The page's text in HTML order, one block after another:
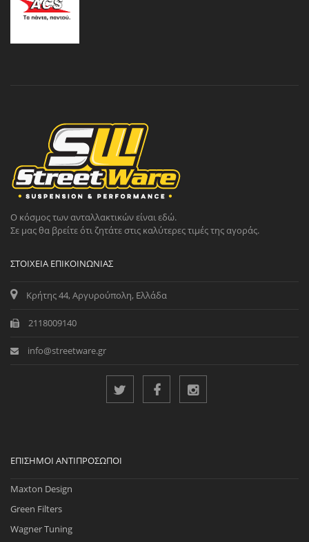
Ο κόσμος των ανταλλακτικών είναι εδώ.
Σε μας θα βρείτε ότι ζητάτε στις καλύτερες τιμές της αγοράς.
ΣΤΟΙΧΕΊΑ ΕΠΙΚΟΙΝΩΝΊΑΣ
Κρήτης 44, Αργυρούπολη, Ελλάδα
2118009140
info@streetware.gr
ΕΠΊΣΗΜΟΙ ΑΝΤΙΠΡΌΣΩΠΟΙ
Maxton Design
Green Filters
Wagner Tuning